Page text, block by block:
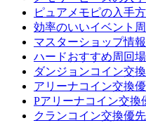
ピュアメモピの入手
効率のいいイベント
マスターショップ情
ハードおすすめ周回
ダンジョンコイン交
アリーナコイン交換
Pアリーナコイン交換
クランコイン交換優